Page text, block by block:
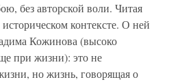
без авторской воли. Читая
контексте. О ней
Кожинова (высоко
при жизни): это не
но жизнь, говорящая о